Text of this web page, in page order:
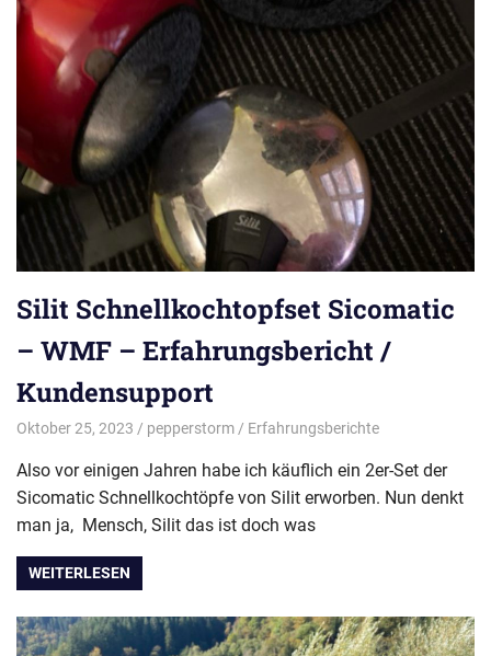
Silit Schnellkochtopfset Sicomatic
– WMF – Erfahrungsbericht /
Kundensupport
Oktober 25, 2023 pepperstorm Erfahrungsberichte
Also vor einigen Jahren habe ich käuflich ein 2er-Set der
Sicomatic Schnellkochtöpfe von Silit erworben. Nun denkt
man ja, Mensch, Silit das ist doch was
WEITERLESEN